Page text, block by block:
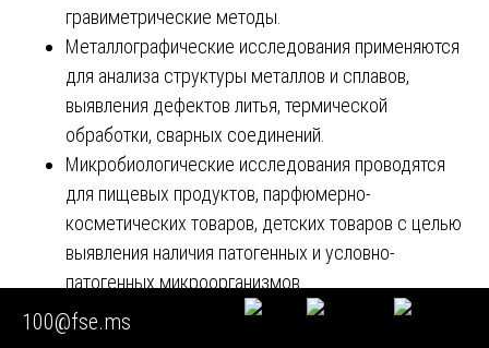
гравиметрические методы.
Металлографические исследования применяются
для анализа структуры металлов и сплавов,
выявления дефектов литья, термической
обработки, сварных соединений.
Микробиологические исследования проводятся
для пищевых продуктов, парфюмерно-
косметических товаров, детских товаров с целью
выявления наличия патогенных и условно-
патогенных микроорганизмов.
Тепловизионный контроль позволяет выявить
100@fse.ms